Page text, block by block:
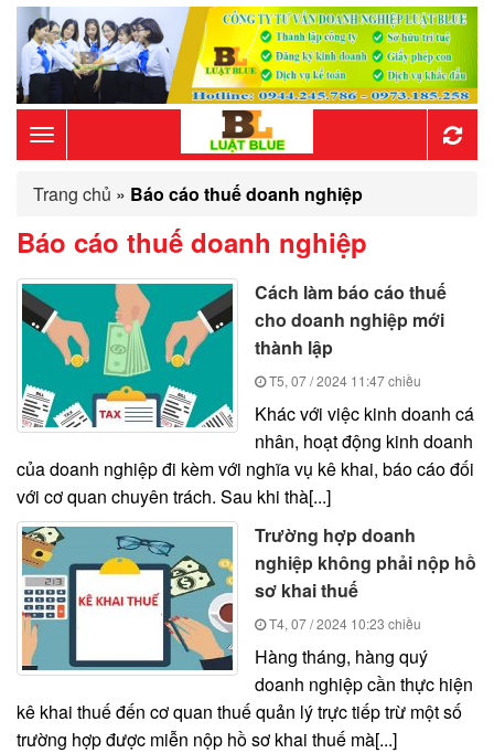
Toggle
navigation
Trang chủ » Báo cáo thuế doanh nghiệp
Báo cáo thuế doanh nghiệp
Cách làm báo cáo thuế
cho doanh nghiệp mới
thành lập
T5, 07 / 2024 11:47 chiều
Khác với việc kinh doanh cá
nhân, hoạt động kinh doanh
của doanh nghiệp đi kèm với nghĩa vụ kê khai, báo cáo đối
với cơ quan chuyên trách. Sau khi thà[...]
Trường hợp doanh
nghiệp không phải nộp hồ
sơ khai thuế
T4, 07 / 2024 10:23 chiều
Hàng tháng, hàng quý
doanh nghiệp cần thực hiện
kê khai thuế đến cơ quan thuế quản lý trực tiếp trừ một số
trường hợp được miễn nộp hồ sơ khai thuế mà[...]